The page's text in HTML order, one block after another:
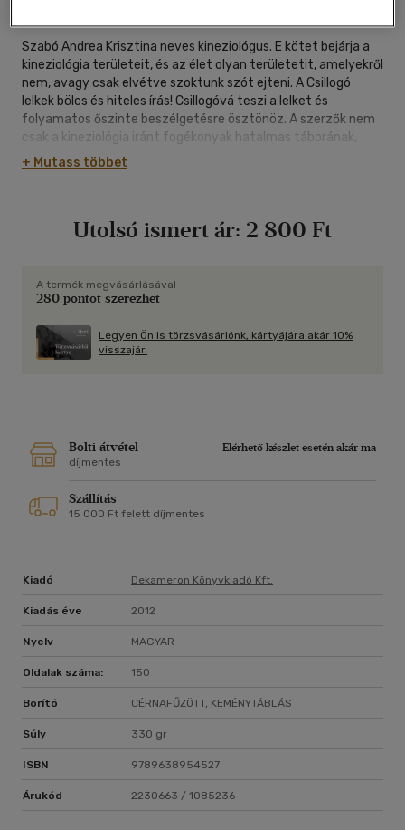
Szabó Andrea Krisztina neves kineziológus. E kötet bejárja a
kineziológia területeit, és az élet olyan területetit, amelyekről
nem, avagy csak elvétve szoktunk szót ejteni. A Csillogó
lelkek bölcs és hiteles írás! Csillogóvá teszi a lelket és
folyamatos őszinte beszélgetésre ösztönöz. A szerzők nem
csak a kineziológia iránt fogékonyak hatalmas táborának,
hanem mindenkinek ajánlják ezt a csodálatos kötetet.
+ Mutass többet
Utolsó ismert ár: 2 800 Ft
A termék megvásárlásával
280 pontot szerezhet
Legyen Ön is törzsvásárlónk, kártyájára akár 10%
visszajár.
Bolti átvétel
Elérhető készlet esetén akár ma
díjmentes
Szállítás
15 000 Ft felett díjmentes
Kiadó Dekameron Könyvkiadó Kft.
Kiadás éve 2012
Nyelv MAGYAR
Oldalak száma: 150
Borító CÉRNAFŰZÖTT, KEMÉNYTÁBLÁS
Súly 330 gr
ISBN 9789638954527
Árukód 2230663 / 1085236